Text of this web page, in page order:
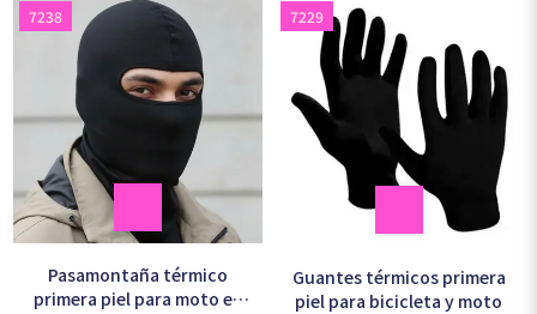
7238
Pasamontaña térmico
primera piel para moto en
7229
Guantes térmicos primera
piel para bicicleta y moto